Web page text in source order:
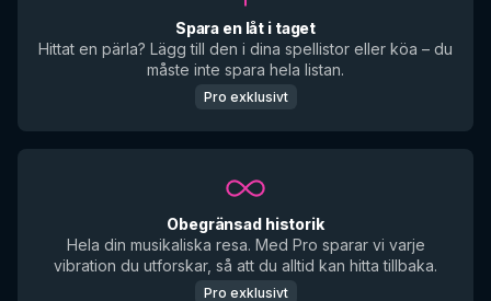
Spara en låt i taget
Hittat en pärla? Lägg till den i dina spellistor eller köa – du
måste inte spara hela listan.
Pro exklusivt
Obegränsad historik
Hela din musikaliska resa. Med Pro sparar vi varje
vibration du utforskar, så att du alltid kan hitta tillbaka.
Pro exklusivt